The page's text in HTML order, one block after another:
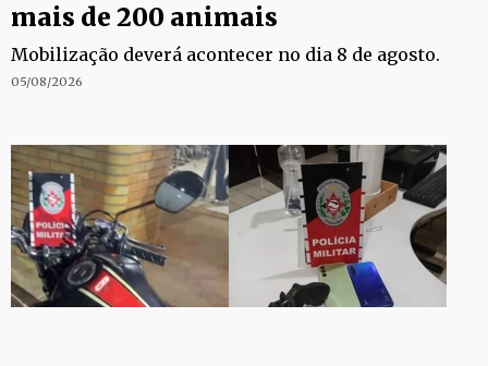
mais de 200 animais
Mobilização deverá acontecer no dia 8 de agosto.
05/08/2026